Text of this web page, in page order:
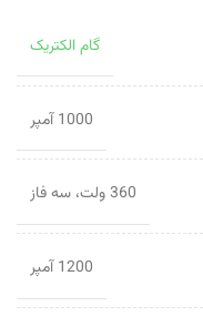
گام الکتریک
1000 آمپر
360 ولت، سه فاز
1200 آمپر